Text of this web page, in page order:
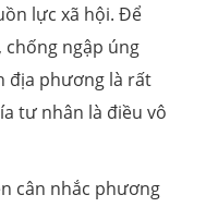
lực xã hội. Để
ngập úng
địa phương là rất
tư nhân là điều vô
cân nhắc phương